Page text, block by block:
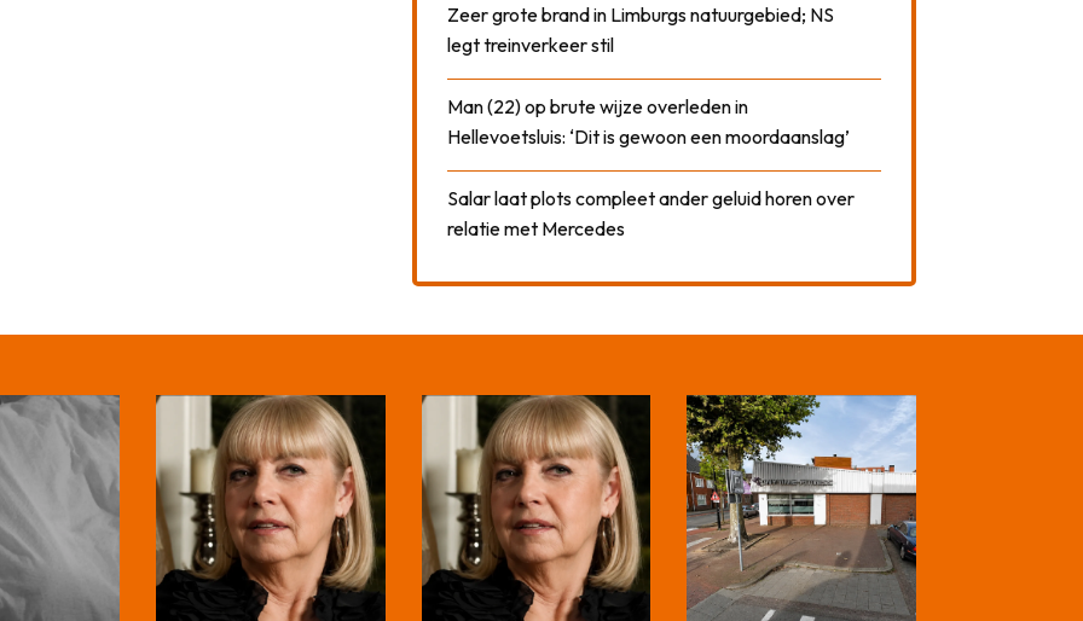
Zeer grote brand in Limburgs natuurgebied; NS
legt treinverkeer stil
Man (22) op brute wijze overleden in
Hellevoetsluis: ‘Dit is gewoon een moordaanslag’
Salar laat plots compleet ander geluid horen over
relatie met Mercedes